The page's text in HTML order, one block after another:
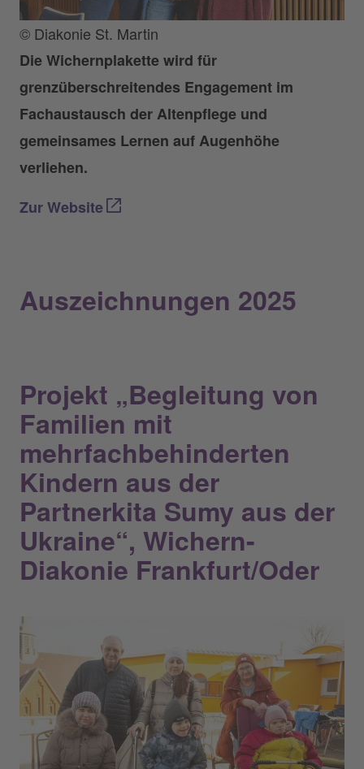
© Diakonie St. Martin
Die Wichernplakette wird für
grenzüberschreitendes Engagement im
Fachaustausch der Altenpflege und
gemeinsames Lernen auf Augenhöhe
verliehen.
Zur Website
Auszeichnungen 2025
Projekt „Begleitung von
Familien mit
mehrfachbehinderten
Kindern aus der
Partnerkita Sumy aus der
Ukraine“, Wichern-
Diakonie Frankfurt/Oder